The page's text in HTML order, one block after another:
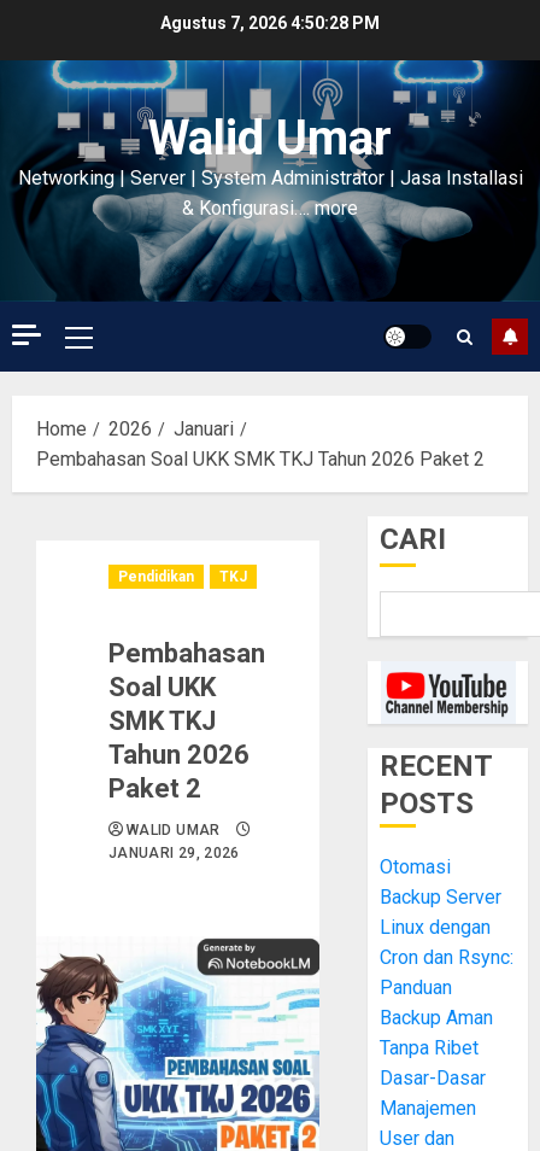
content
Agustus 7, 20264:50:29 PM
Walid Umar
Networking | Server | System Administrator | Jasa Installasi
& Konfigurasi…. more
Primary
Menu
Home 2026
Januari
Pembahasan Soal UKK SMK TKJ Tahun 2026 Paket 2
Pendidikan TKJ
Pembahasan
Soal UKK
SMK TKJ
Tahun 2026
Paket 2
WALID UMAR
JANUARI 29, 2026
CARI
RECENT
POSTS
Otomasi
Backup Server
Linux dengan
Cron dan Rsync:
Panduan
Backup Aman
Tanpa Ribet
Dasar-Dasar
Manajemen
User dan